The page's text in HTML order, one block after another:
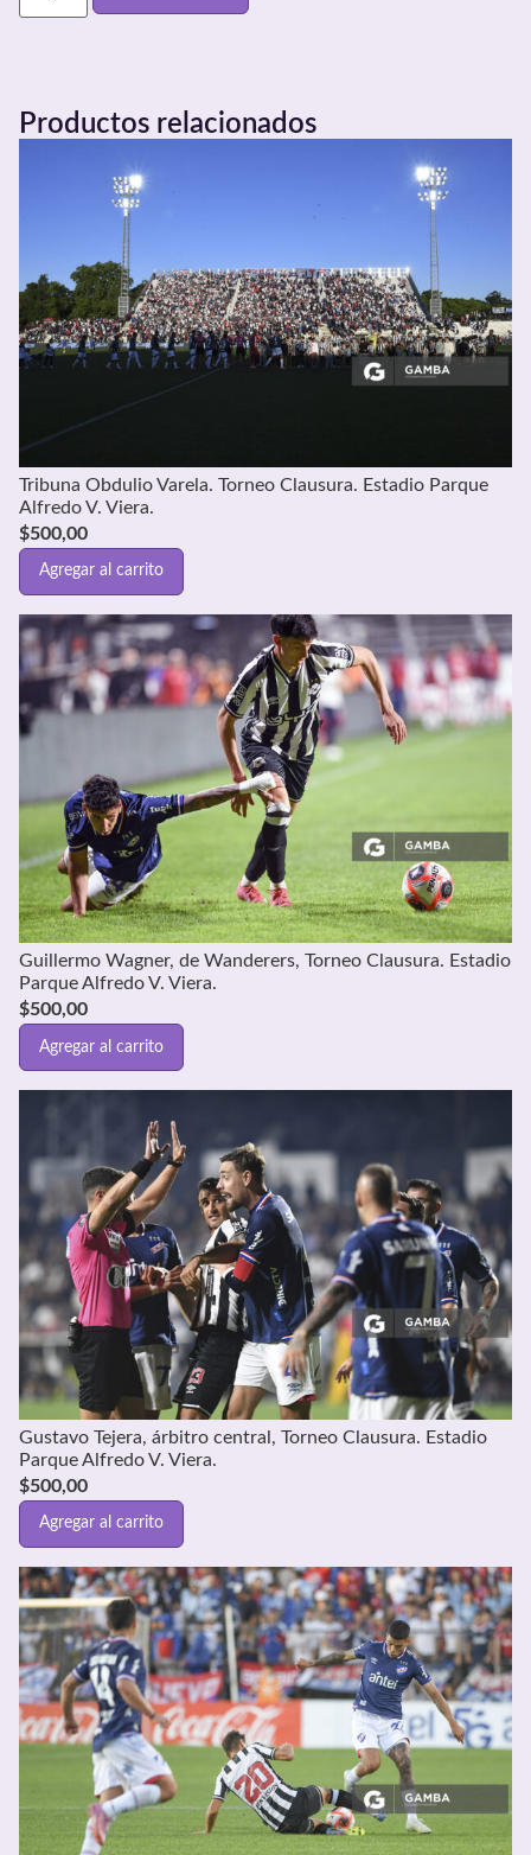
Productos relacionados
Tribuna Obdulio Varela. Torneo Clausura. Estadio Parque
Alfredo V. Viera.
$500,00
Agregar al carrito
Guillermo Wagner, de Wanderers, Torneo Clausura. Estadio
Parque Alfredo V. Viera.
$500,00
Agregar al carrito
Gustavo Tejera, árbitro central, Torneo Clausura. Estadio
Parque Alfredo V. Viera.
$500,00
Agregar al carrito